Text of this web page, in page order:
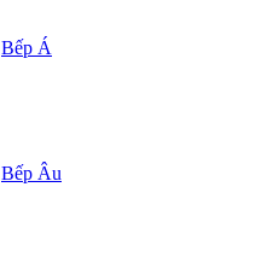
Bếp Á
Bếp Âu